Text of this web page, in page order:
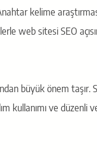
kelime
web sitesi SEO
büyük önem taşır.
kullanımı ve